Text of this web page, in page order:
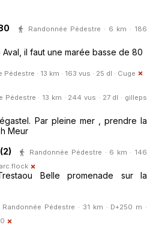
Randonnée Pédestre · 6 km · 186
il faut une marée basse de 80
· 13 km · 163 vus · 25 dl · Cuge
Pédestre · 13 km · 244 vus · 27 dl · gilleps
Par pleine mer , prendre la
Meur
Randonnée Pédestre · 6 km · 146
Belle promenade sur la
Randonnée Pédestre · 31 km · D+250 m ·